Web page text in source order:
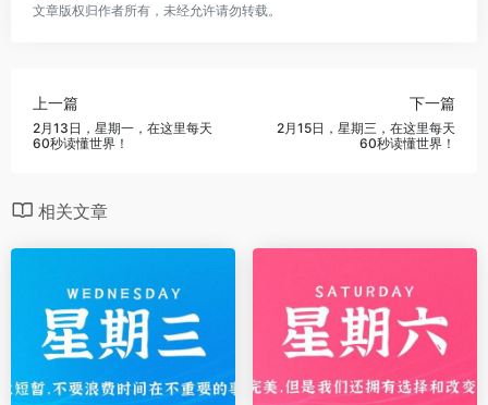
文章版权归作者所有，未经允许请勿转载。
上一篇
2月13日，星期一，在这里每天
60秒读懂世界！
下一篇
2月15日，星期三，在这里每天
60秒读懂世界！
相关文章